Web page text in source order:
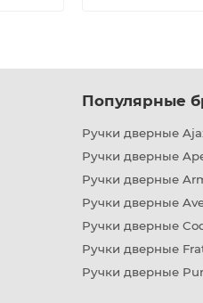
Популярные
Ручки дверные
Ручки дверные
Ручки дверные
Ручки дверные
Ручки дверные
Ручки дверные
Ручки дверные